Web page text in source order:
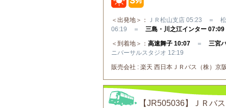
＜出発地＞：
ＪＲ松山支店 05:23 ＝
06:19 ＝ 三島・川之江インター 07:09
＜到着地＞： 高速舞子 10:07 ＝ 三宮
ニバーサルスタジオ 12:19
販売会社 : 楽天 西日本ＪＲバス（株）
【JR505036】ＪＲバ